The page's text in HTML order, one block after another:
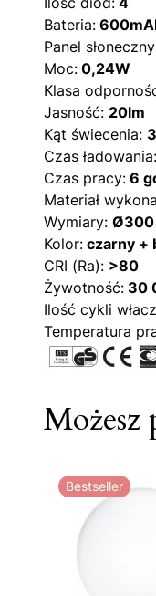
Bateria:
Panel
Moc: 0,24W
Klasa
Jasność: 20lm
Kąt świecenia:
Czas ładowania:
Czas pracy: 6
Materiał
Wymiary: Ø300
Kolor: czarny +
CRI (Ra): >80
Żywotność: 30
Ilość cykli
Temperatura
Możesz
Bestseller